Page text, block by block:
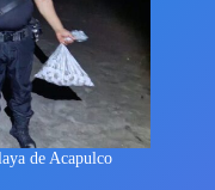
de Acapulco